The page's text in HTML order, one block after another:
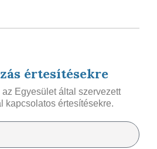
értesítésekre
az Egyesület által szervezett
kapcsolatos értesítésekre.